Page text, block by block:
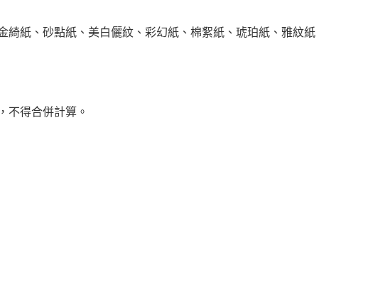
紙、砂點紙、美白儷紋、彩幻紙、棉絮紙、琥珀紙、雅紋紙
不得合併計算。